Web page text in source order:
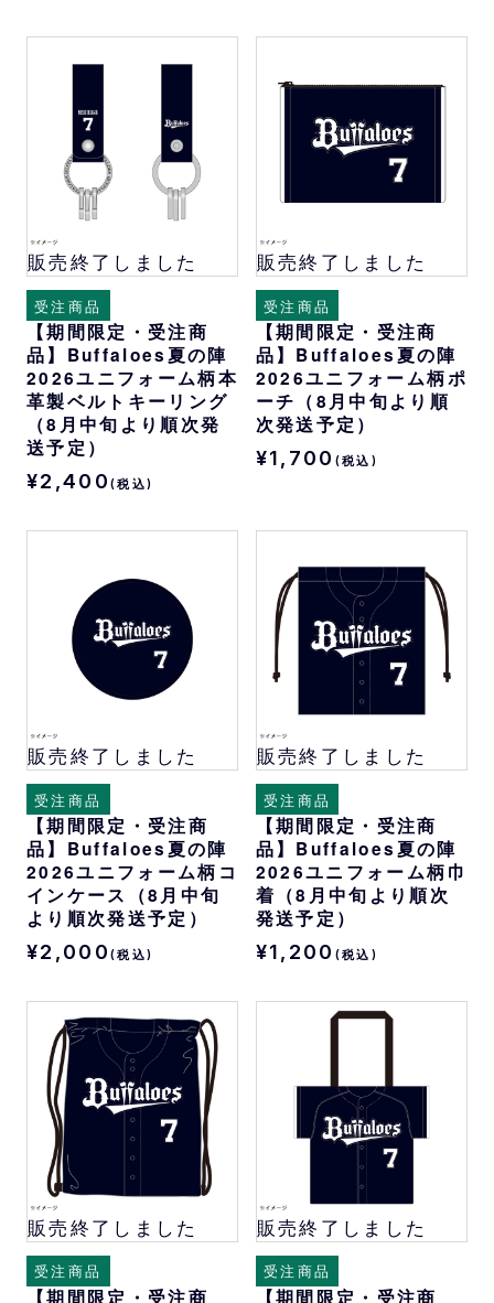
販売終了しました
受注商品
【期間限定・受注商
品】Buffaloes夏の陣
2026ユニフォーム柄本
革製ベルトキーリング
（8月中旬より順次発
送予定）
¥2,400 (税込)
販売終了しました
受注商品
【期間限定・受注商
品】Buffaloes夏の陣
2026ユニフォーム柄ポ
ーチ（8月中旬より順
次発送予定）
¥1,700 (税込)
販売終了しました
受注商品
【期間限定・受注商
品】Buffaloes夏の陣
2026ユニフォーム柄コ
インケース（8月中旬
より順次発送予定）
¥2,000 (税込)
販売終了しました
受注商品
【期間限定・受注商
品】Buffaloes夏の陣
2026ユニフォーム柄巾
着（8月中旬より順次
発送予定）
¥1,200 (税込)
販売終了しました
受注商品
【期間限定・受注商
販売終了しました
受注商品
【期間限定・受注商